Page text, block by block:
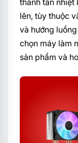
thành tản
lên, tùy thuộc
và hướng
chọn máy làm
sản phẩm và